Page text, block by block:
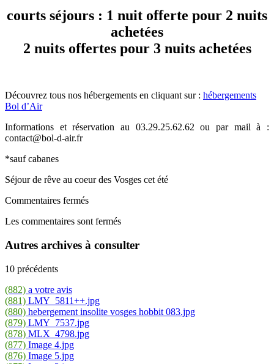
courts séjours : 1 nuit offerte pour 2 nuits
achetées
2 nuits offertes pour 3 nuits achetées
Découvrez tous nos hébergements en cliquant sur : hébergements
Bol d’Air
Informations et réservation au 03.29.25.62.62 ou par mail à :
contact@bol-d-air.fr
*sauf cabanes
Séjour de rêve au coeur des Vosges cet été
Commentaires fermés
Les commentaires sont fermés
Autres archives à consulter
10 précédents
(882) a votre avis
(881) LMY_5811++.jpg
(880) hebergement insolite vosges hobbit 083.jpg
(879) LMY_7537.jpg
(878) MLX_4798.jpg
(877) Image 4.jpg
(876) Image 5.jpg